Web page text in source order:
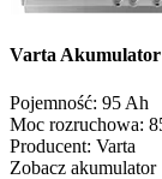
Varta Akumulator
Pojemność: 95 Ah
Moc rozruchowa:
Producent: Varta
Zobacz akumulator